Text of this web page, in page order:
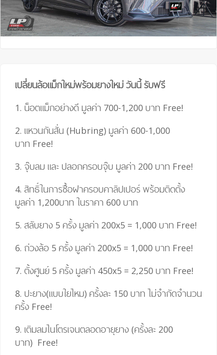
เปลี่ยนล้อแม็กใหม่พร้อมยางใหม่ วันนี้ รับฟรี
1. น็อตแม็กอย่างดี มูลค่า 700-1,200 บาท Free!
2. แหวนกันสั่น (Hubring) มูลค่า 600-1,000
บาท Free!
3. จุ๊บลม และ ปลอกครอบจุ๊บ มูลค่า 200 บาท Free!
4. สิทธิ์ในการซื้อฝาครอบคาลิปเปอร์ พร้อมติดตั้ง
มูลค่า 1,200บาท ในราคา 600 บาท
5. สลับยาง 5 ครั้ง มูลค่า 200x5 = 1,000 บาท Free!
6. ถ่วงล้อ 5 ครั้ง มูลค่า 200x5 = 1,000 บาท Free!
7. ตั้งศูนย์ 5 ครั้ง มูลค่า 450x5 = 2,250 บาท Free!
8. ปะยาง(แบบใยไหม) ครั้งละ 150 บาท ไม่จำกัดจำนวน
ครั้ง Free!
9. เติมลมไนโตรเจนตลอดอายุยาง (ครั้งละ 200
บาท) Free!